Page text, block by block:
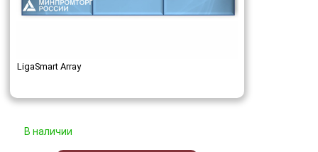
LigaSmart Array
В наличии